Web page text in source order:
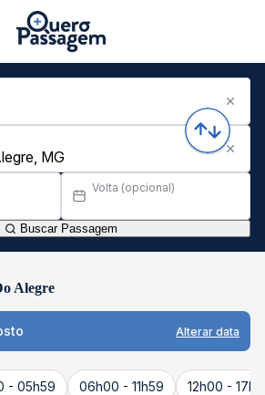
Volta (opcional)
Buscar Passagem
Alegre
Alterar data
- 05h59 06h00 - 11h59 12h00 -